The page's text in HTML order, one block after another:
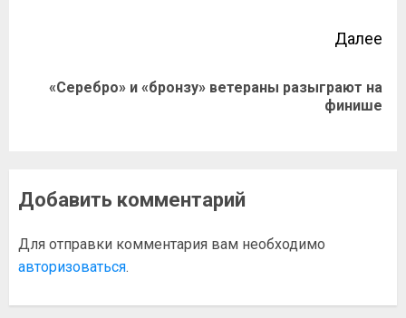
Далее
«Серебро» и «бронзу» ветераны разыграют на
финише
Добавить комментарий
Для отправки комментария вам необходимо
авторизоваться.